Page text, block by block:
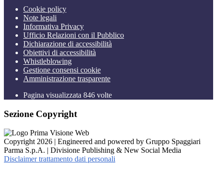
Cookie policy
Note legali
Informativa Privacy
Ufficio Relazioni con il Pubblico
Dichiarazione di accessibilità
Obiettivi di accessibilità
Whistleblowing
Gestione consensi cookie
Amministrazione trasparente
Pagina visualizzata 846 volte
Sezione Copyright
Copyright 2026 | Engineered and powered by Gruppo Spaggiari
Parma S.p.A. | Divisione Publishing & New Social Media
Disclaimer trattamento dati personali